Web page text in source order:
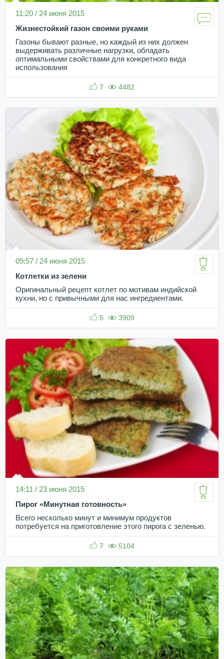
11:20 / 24 июня 2015
Жизнестойкий газон своими руками
Газоны бывают разные, но каждый из них должен
выдерживать различные нагрузки, обладать
оптимальными свойствами для конкретного вида
использования
7 4482
09:57 / 24 июня 2015
Котлетки из зелени
Оригинальный рецепт котлет по мотивам индийской
кухни, но с привычными для нас ингредиентами.
5 3909
14:11 / 23 июня 2015
Пирог «Минутная готовность»
Всего несколько минут и минимум продуктов
потребуется на приготовление этого пирога с зеленью.
7 5104